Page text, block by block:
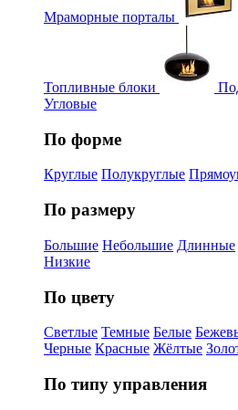
Мраморные порталы
Топливные блоки
Угловые
По форме
Круглые Полукруглые
По размеру
Большие Небольшие Длинные
Низкие
По цвету
Светлые Темные Белые
Черные Красные Жёлтые
По типу управления